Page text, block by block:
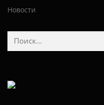
Новости
Найти: